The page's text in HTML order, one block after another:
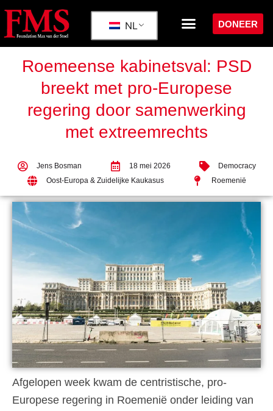
NL DONEER
Roemeense kabinetsval: PSD
breekt met pro-Europese
regering door samenwerking
met extreemrechts
Jens Bosman 18 mei 2026
Democracy
Oost-Europa & Zuidelijke Kaukasus
Roemenië
Afgelopen week kwam de centristische, pro-
Europese regering in Roemenië onder leiding van